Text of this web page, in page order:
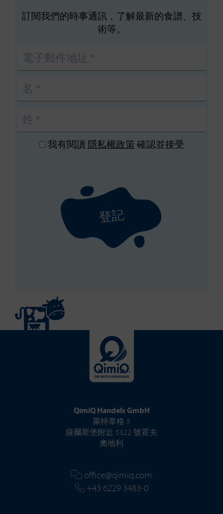
訂閱我們的時事通訊，了解最新的食譜、技
術等。
我有閱讀 隱私權政策 確認並接受
登記
QimiQ Handels GmbH
萊特韋格 5
薩爾斯堡附近 5322 號霍夫
奧地利
office@qimiq.com
+43 6229 3483-0